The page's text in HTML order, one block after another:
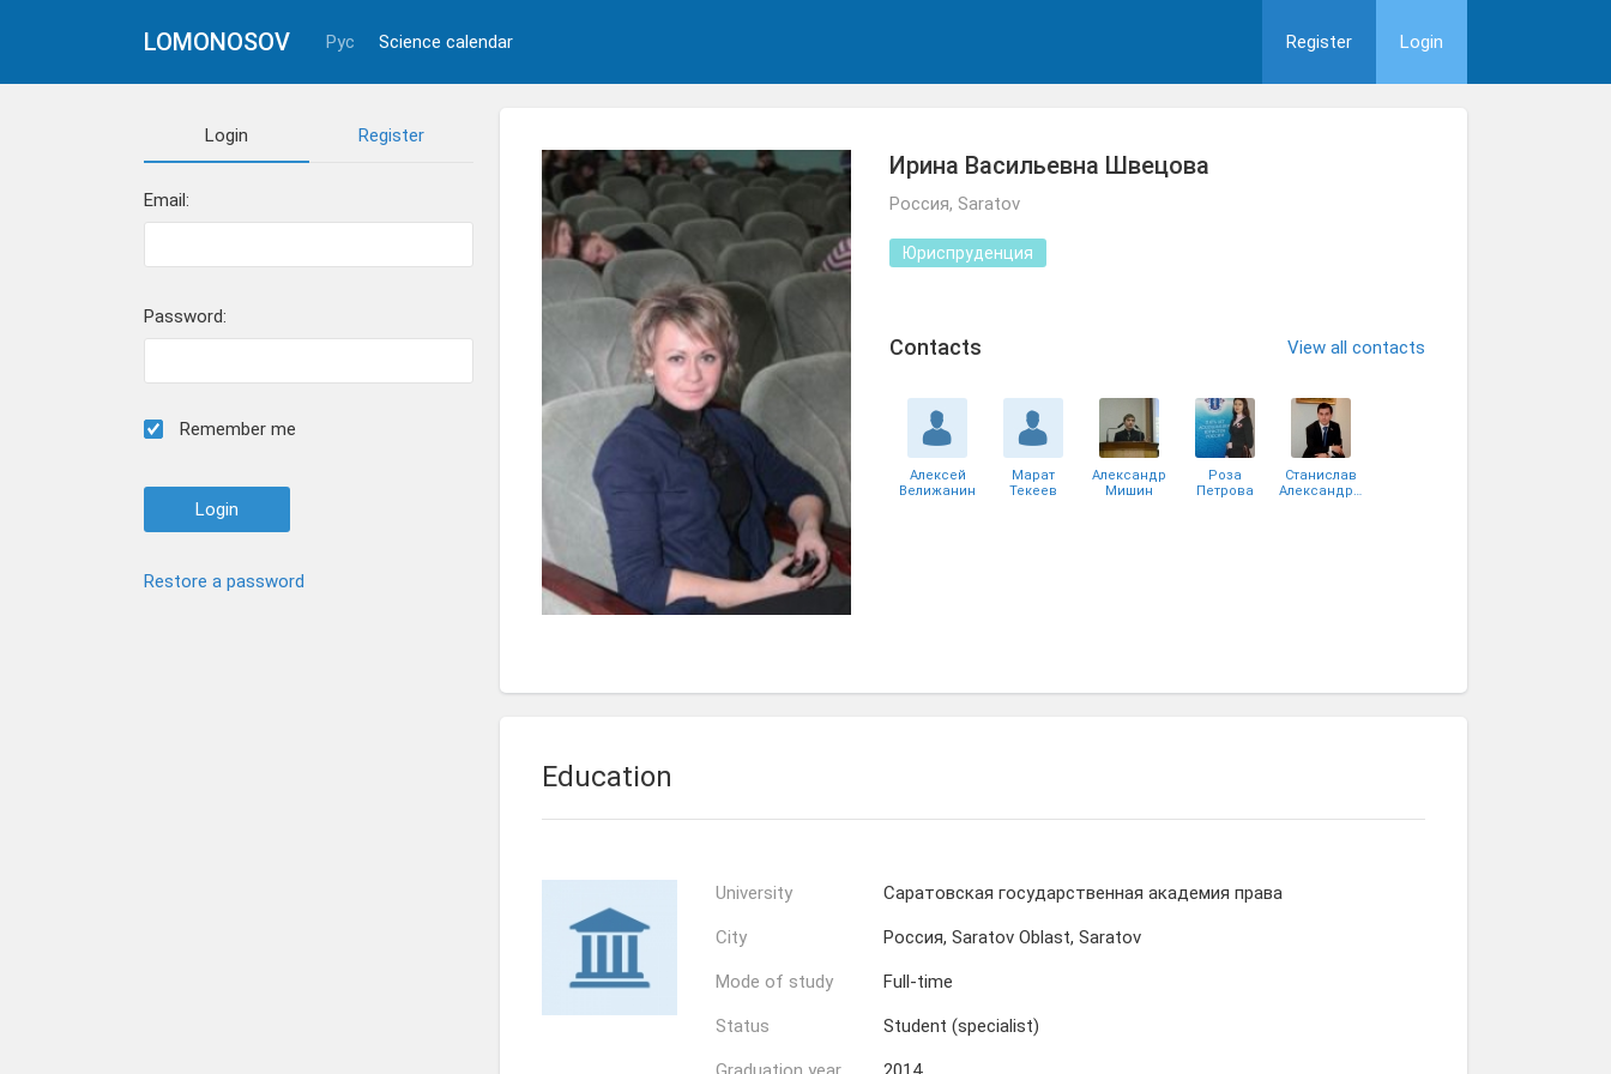
LOMONOSOV Рус Science calendar Register Login
Login Register
Email:
Password:
Remember me
Restore a password
Ирина Васильевна Швецова
Россия, Saratov
Юриспруденция
Сontacts View all contacts
Алексей
Велижанин
Марат
Текеев
Александр
Мишин
Роза
Петрова
Станислав
Александров
Education
University Саратовская государственная академия права
City Россия, Saratov Oblast, Saratov
Mode of study Full-time
Status Student (specialist)